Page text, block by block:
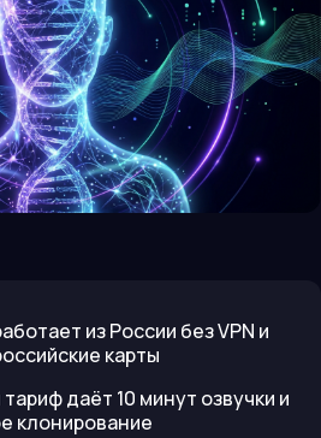
из России без VPN и
карты
даёт 10 минут озвучки и
клонирование